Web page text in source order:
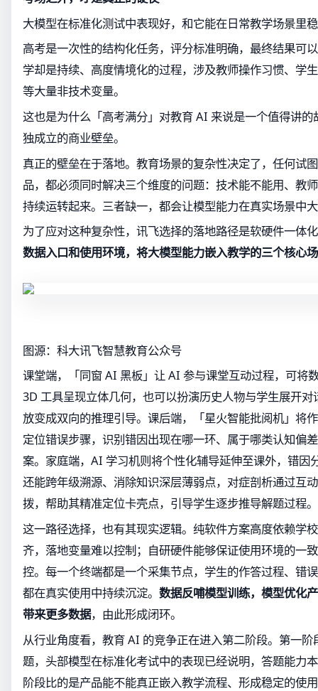
大模型在标准化测试中表现好，和它能在日常教学场景里
高考是一次性的结构化任务，评分标准明确，最终结果可
学却是持续、高度情境化的过程，涉及教师操作习惯、学
等大量非技术变量。
这也是为什么「高考满分」对教育 AI 来说是一个值得讲
独成立的商业壁垒。
真正的壁垒在于落地。教育场景的复杂性决定了，任何试
品，都必须同时解决三个维度的问题：技术能不能用、教
持续运转起来。三者缺一，都会让模型能力在真实场景中
为了应对这种复杂性，讯飞选择的落地路径是软硬件一体
数据入口和使用环境，将大模型能力嵌入教学的三个核心
图源：科大讯飞智慧教育公众号
课堂端，「同窗 AI 黑板」让 AI 参与课堂互动过程，可将
3D 工具呈现立体几何，也可以扮演历史人物与学生展开
放变成双向的推理引导。课后端，「星火智能批阅机」将
定位错误步骤，识别错因出现在哪一环、属于哪类认知偏
案。家庭端，AI 学习机则将个性化辅导延伸至课外，错因
还能跨年级溯源、消除知识深层薄弱点，对症剖析通过互
拨，帮助其精准定位卡壳点，引导学生逐步推导解题过程。
这一路径选择，也有其现实逻辑。纯软件方案高度依赖学
齐，落地变量难以控制；自研硬件能够保证使用环境的一
控。每一个终端都是一个采集节点，学生的作答过程、错
都在真实使用中持续沉淀。 数据反哺模型训练，模型优化
带来更多数据，由此形成闭环。
从行业角度看，教育 AI 的竞争正在进入第二阶段。第一
题，头部模型在标准化考试中的表现已经说明，答题能力
阶段比的是产品能不能真正嵌入教学流程、形成稳定的使